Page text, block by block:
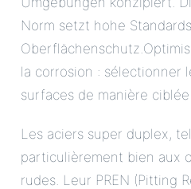
Norm setzt hohe
la corrosion : sélectionner
surfaces de manière ciblée
Les aciers super duplex,
particulièrement bien aux
rudes. Leur PREN (Pitting